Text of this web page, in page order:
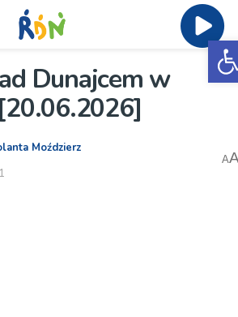
Dunajcem w
Moździerz
A